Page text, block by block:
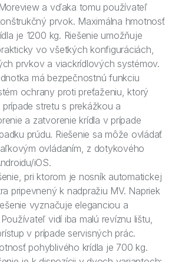
a vďaka tomu používateľ
prvok. Maximálna hmotnosť
je 1200 kg. Riešenie umožňuje
vo všetkých konfiguráciách,
prvkov a viackrídlových systémov.
má bezpečnostnú funkciu
ochrany proti preťaženiu, ktorý
stretu s prekážkou a
a zatvorenie krídla v prípade
prúdu. Riešenie sa môže ovládať
ovládaním, z dotykového
iOS.
pri ktorom je nosník automatickej
pripevnený k nadpražiu MV. Napriek
vyznačuje eleganciou a
vidí iba malú revíznu lištu,
v prípade servisných prác.
pohyblivého krídla je 700 kg.